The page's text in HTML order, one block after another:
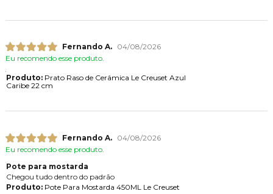
Fernando A.
04/08/2026
Eu recomendo esse produto.
Produto:Prato Raso de Cerâmica Le Creuset Azul
Caribe 22 cm
Fernando A.
04/08/2026
Eu recomendo esse produto.
Pote para mostarda
Chegou tudo dentro do padrão
Produto:Pote Para Mostarda 450ML Le Creuset